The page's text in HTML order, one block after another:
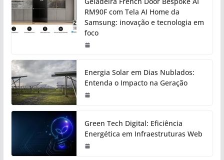
RM90F com Tela AI Home da
Samsung: inovação e tecnologia em
foco
Energia Solar em Dias Nublados:
Entenda o Impacto na Geração
Green Tech Digital: Eficiência
Energética em Infraestruturas Web